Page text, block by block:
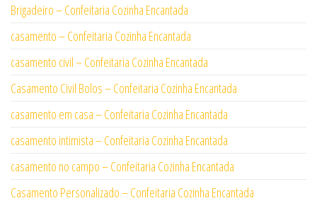
Brigadeiro – Confeitaria Cozinha Encantada
casamento – Confeitaria Cozinha Encantada
casamento civil – Confeitaria Cozinha Encantada
Casamento Civil Bolos – Confeitaria Cozinha Encantada
casamento em casa – Confeitaria Cozinha Encantada
casamento intimista – Confeitaria Cozinha Encantada
casamento no campo – Confeitaria Cozinha Encantada
Casamento Personalizado – Confeitaria Cozinha Encantada